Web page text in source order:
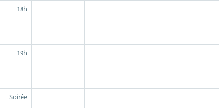
18h
19h
Soirée